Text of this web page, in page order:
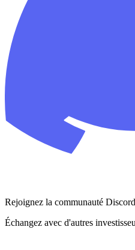
Rejoignez la communauté Discord
Échangez avec d'autres